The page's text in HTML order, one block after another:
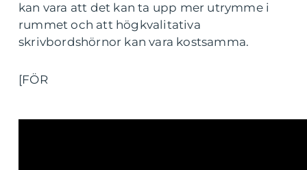
kan vara att det kan ta upp mer utrymme i
rummet och att högkvalitativa
skrivbordshörnor kan vara kostsamma.
[FÖR